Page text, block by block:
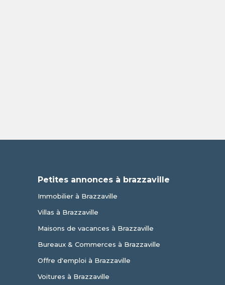
Petites annonces à brazzaville
Immobilier à Brazzaville
Villas à Brazzaville
Maisons de vacances à Brazzaville
Bureaux & Commerces à Brazzaville
Offre d'emploi à Brazzaville
Voitures à Brazzaville